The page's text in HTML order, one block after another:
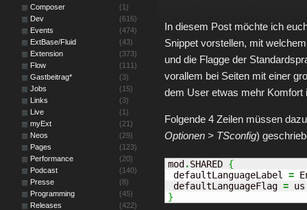
In diesem Post möchte ich
Snippet vorstellen, mit
und die Flagge der
vorallem bei Seiten mit einer
dem User etwas mehr Komfort
Folgende 4 Zeilen müssen
Optionen > TSconfig)
mod .SHARED {
defaultLanguageLabel =
defaultLanguageFlag = us
}
Composer
(1)
Dev
(616)
Events
(474)
ExtBase/Fluid
(43)
Extension
(373)
Flow
(111)
Gastbeitrag*
(3)
Jobs
(15)
Links
(3)
Live
(1)
myExt
(21)
Neos
(29)
Pages
(123)
Performance
(20)
Podcast
(140)
Presse
(8)
Programming
(45)
Releases
(422)